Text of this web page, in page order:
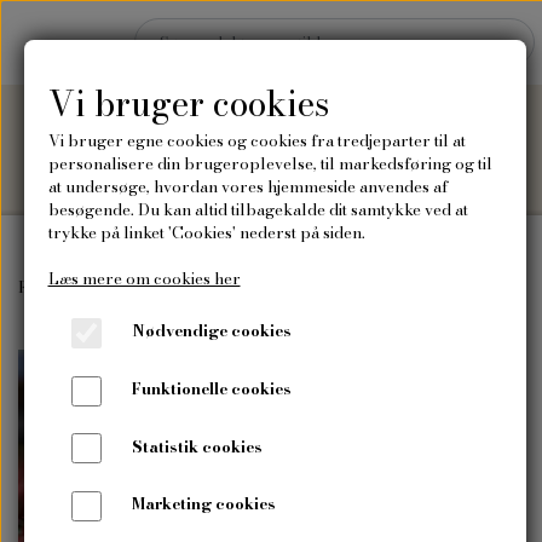
Hjem
Blog
Om mig
Forside Frø Drivhusfrø Blommetomat, San Marzano 2
Vi bruger cookies
Vi bruger egne cookies og cookies fra tredjeparter til at
personalisere din brugeroplevelse, til markedsføring og til
at undersøge, hvordan vores hjemmeside anvendes af
besøgende. Du kan altid tilbagekalde dit samtykke ved at
trykke på linket 'Cookies' nederst på siden.
Læs mere om cookies her
Nødvendige cookies
Funktionelle cookies
Statistik cookies
Marketing cookies